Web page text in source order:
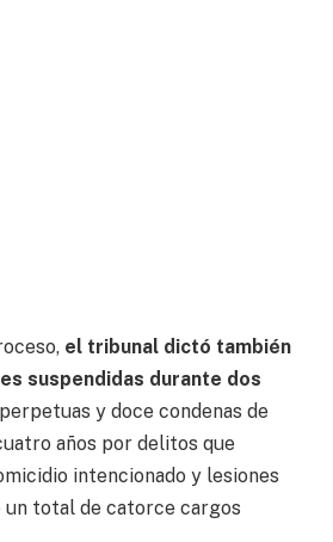
el tribunal dictó también
suspendidas durante dos
y doce condenas de
años por delitos que
intencionado y lesiones
un total de catorce cargos